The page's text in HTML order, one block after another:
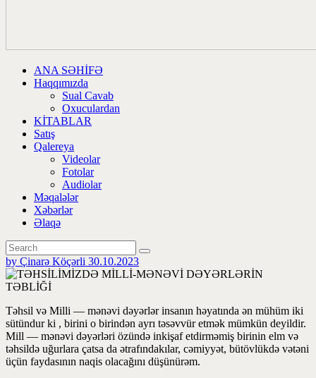
ANA SƏHİFƏ
Haqqımızda
Sual Cavab
Oxuculardan
KİTABLAR
Satış
Qalereya
Videolar
Fotolar
Audiolar
Məqalələr
Xəbərlər
Əlaqə
by Çinarə Köçərli 30.10.2023
Təhsil və Milli — mənəvi dəyərlər insanın həyatında ən mühüm iki
sütündur ki , birini o birindən ayrı təsəvvür etmək mümkün deyildir.
Mill — mənəvi dəyərləri özündə inkişaf etdirməmiş birinin elm və
təhsildə uğurlara çatsa da ətrafındakılar, cəmiyyət, bütövlükdə vətəni
üçün faydasının naqis olacağını düşünürəm.